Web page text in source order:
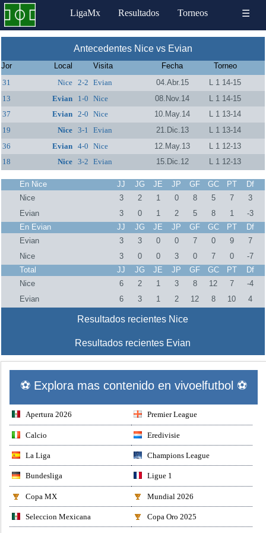
LigaMx Resultados Torneos ☰
Antecedentes Nice vs Evian
Jor Local Visita Fecha
Torneo
31
Nice 2-2 Evian 04.Abr.15
L 1 14-15
13
Evian 1-0 Nice 08.Nov.14
L 1 14-15
37
Evian 2-0 Nice 10.May.14
L 1 13-14
19
Nice 3-1 Evian 21.Dic.13
L 1 13-14
36
Evian 4-0 Nice 12.May.13
L 1 12-13
18
Nice 3-2 Evian 15.Dic.12 L 1 12-13
En Nice JJ JG JE JP GF GC PT
Df
Nice
3 2 1 0 8 5 7
3
Evian
3 0 1 2 5 8 1
-3
En Evian
JJ JG JE JP GF GC PT
Df
Evian
3 3 0 0 7 0 9
7
Nice
3 0 0 3 0 7 0
-7
Total
JJ JG JE JP GF GC PT
Df
Nice
6 2 1 3 8 12 7
-4
Evian
6 3 1 2 12 8 10 4
Resultados recientes Nice
Resultados recientes Evian
⚽ Explora mas contenido en vivoelfutbol ⚽
Apertura 2026 Premier League
Calcio Eredivisie
La Liga Champions League
Bundesliga Ligue 1
Copa MX Mundial 2026
Seleccion Mexicana Copa Oro 2025